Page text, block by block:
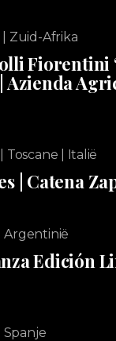
Zuid-Afrika
Fiorentini
Azienda
Toscane | Italië
| Catena
Argentinië
Edición
Spanje